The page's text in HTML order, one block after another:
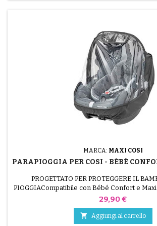
MARCA: MAXI COSI
PARAPIOGGIA PER COSI - BÉBÉ
PROGETTATO PER PROTEGGERE IL
PIOGGIACompatibile con Bébé Confort e Maxi
Pebble Plus, CabrioFix, Citi e
Prezzo
29,90 €
 Aggiungi al carrello